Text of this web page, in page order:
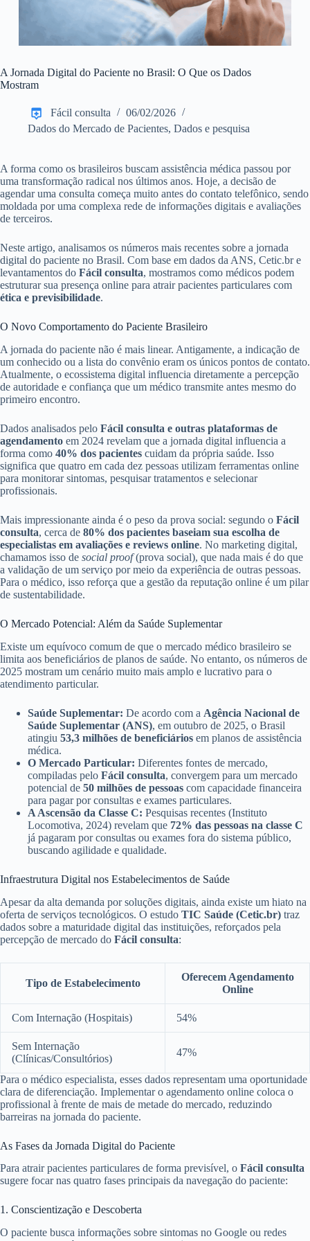
A Jornada Digital do Paciente no Brasil: O Que os Dados
Mostram
Fácil consulta
06/02/2026
Dados do Mercado de Pacientes, Dados e pesquisa
A forma como os brasileiros buscam assistência médica passou por
uma transformação radical nos últimos anos. Hoje, a decisão de
agendar uma consulta começa muito antes do contato telefônico, sendo
moldada por uma complexa rede de informações digitais e avaliações
de terceiros.
Neste artigo, analisamos os números mais recentes sobre a jornada
digital do paciente no Brasil. Com base em dados da ANS, Cetic.br e
levantamentos do Fácil consulta, mostramos como médicos podem
estruturar sua presença online para atrair pacientes particulares com
ética e previsibilidade.
O Novo Comportamento do Paciente Brasileiro
A jornada do paciente não é mais linear. Antigamente, a indicação de
um conhecido ou a lista do convênio eram os únicos pontos de contato.
Atualmente, o ecossistema digital influencia diretamente a percepção
de autoridade e confiança que um médico transmite antes mesmo do
primeiro encontro.
Dados analisados pelo Fácil consulta e outras plataformas de
agendamento em 2024 revelam que a jornada digital influencia a
forma como 40% dos pacientes cuidam da própria saúde. Isso
significa que quatro em cada dez pessoas utilizam ferramentas online
para monitorar sintomas, pesquisar tratamentos e selecionar
profissionais.
Mais impressionante ainda é o peso da prova social: segundo o Fácil
consulta, cerca de 80% dos pacientes baseiam sua escolha de
especialistas em avaliações e reviews online. No marketing digital,
chamamos isso de social proof(prova social), que nada mais é do que
a validação de um serviço por meio da experiência de outras pessoas.
Para o médico, isso reforça que a gestão da reputação online é um pilar
de sustentabilidade.
O Mercado Potencial: Além da Saúde Suplementar
Existe um equívoco comum de que o mercado médico brasileiro se
limita aos beneficiários de planos de saúde. No entanto, os números de
2025 mostram um cenário muito mais amplo e lucrativo para o
atendimento particular.
Saúde Suplementar: De acordo com a Agência Nacional de
Saúde Suplementar (ANS), em outubro de 2025, o Brasil
atingiu 53,3 milhões de beneficiários em planos de assistência
médica.
O Mercado Particular: Diferentes fontes de mercado,
compiladas pelo Fácil consulta, convergem para um mercado
potencial de 50 milhões de pessoas com capacidade financeira
para pagar por consultas e exames particulares.
A Ascensão da Classe C: Pesquisas recentes (Instituto
Locomotiva, 2024) revelam que 72% das pessoas na classe C
já pagaram por consultas ou exames fora do sistema público,
buscando agilidade e qualidade.
Infraestrutura Digital nos Estabelecimentos de Saúde
Apesar da alta demanda por soluções digitais, ainda existe um hiato na
oferta de serviços tecnológicos. O estudo TIC Saúde (Cetic.br) traz
dados sobre a maturidade digital das instituições, reforçados pela
percepção de mercado do Fácil consulta:
Tipo de Estabelecimento
Oferecem Agendamento
Online
Com Internação (Hospitais) 54%
Sem Internação
(Clínicas/Consultórios)
47%
Para o médico especialista, esses dados representam uma oportunidade
clara de diferenciação. Implementar o agendamento online coloca o
profissional à frente de mais de metade do mercado, reduzindo
barreiras na jornada do paciente.
As Fases da Jornada Digital do Paciente
Para atrair pacientes particulares de forma previsível, o Fácil consulta
sugere focar nas quatro fases principais da navegação do paciente:
1. Conscientização e Descoberta
O paciente busca informações sobre sintomas no Google ou redes